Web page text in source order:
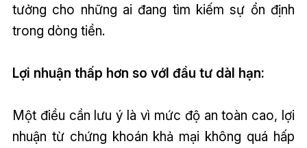
tưởng cho những ai đang tìm kiếm sự ổn định
trong dòng tiền.
Lợi nhuận thấp hơn so vớI đầu tư dàI hạn:
Một điều cần lưu ý là vì mức độ an toàn cao, lợi
nhuận từ chứng khoán khả mại không quá hấp